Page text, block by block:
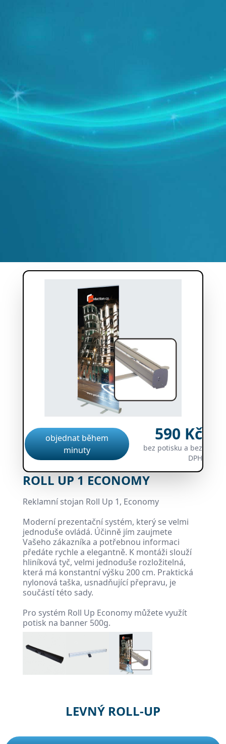
objednat během
minuty
590 Kč
bez potisku a bez
DPH
ROLL UP 1 ECONOMY
Reklamní stojan Roll Up 1, Economy
Moderní prezentační systém, který se velmi
jednoduše ovládá. Účinně jím zaujmete
Vašeho zákazníka a potřebnou informaci
předáte rychle a elegantně. K montáži slouží
hliníková tyč, velmi jednoduše rozložitelná,
která má konstantní výšku 200 cm. Praktická
nylonová taška, usnadňující přepravu, je
součástí této sady.
Pro systém Roll Up Economy můžete využít
potisk na banner 500g.
LEVNÝ ROLL-UP